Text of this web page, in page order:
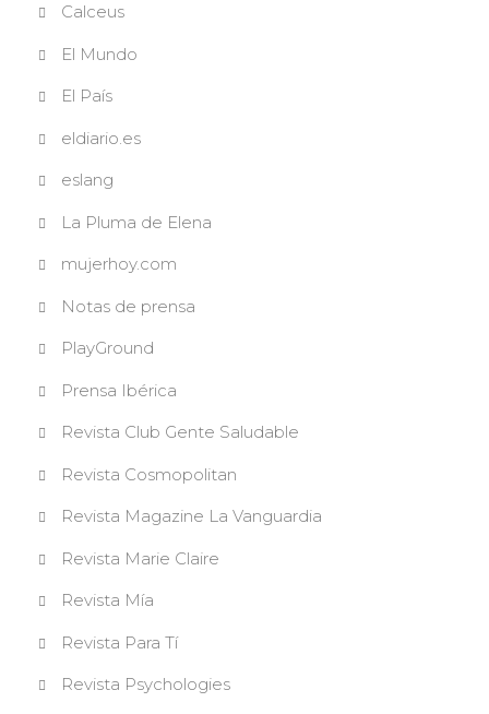
Calceus
El Mundo
El País
eldiario.es
eslang
La Pluma de Elena
mujerhoy.com
Notas de prensa
PlayGround
Prensa Ibérica
Revista Club Gente Saludable
Revista Cosmopolitan
Revista Magazine La Vanguardia
Revista Marie Claire
Revista Mía
Revista Para Tí
Revista Psychologies